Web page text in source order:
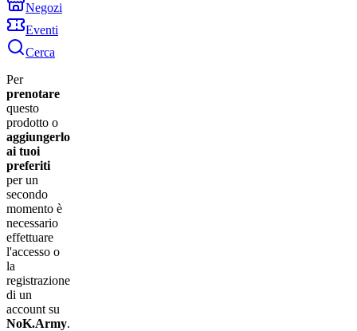
Negozi
Eventi
Cerca
Per
prenotare
questo
prodotto o
aggiungerlo
ai tuoi
preferiti
per un
secondo
momento è
necessario
effettuare
l'accesso o
la
registrazione
di un
account su
NoK.Army.